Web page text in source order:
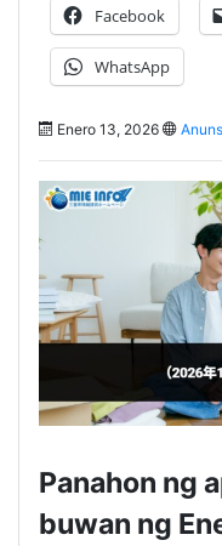
Facebook
WhatsApp
Enero 13, 2026
Panahon ng
buwan ng